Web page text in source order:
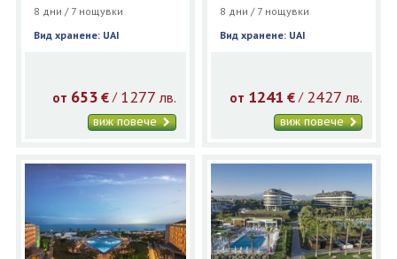
8 дни / 7 нощувки
Вид хранене: UAI
от 653 €/ 1277 лв.
виж повече
8 дни / 7 нощувки
Вид хранене: UAI
от 1241 € / 2427 лв.
виж повече